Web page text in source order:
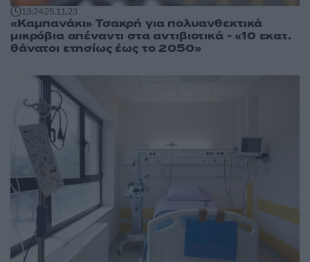
13:2425.11.23
«Καμπανάκι» Τσακρή για πολυανθεκτικά
μικρόβια απέναντι στα αντιβιοτικά - «10 εκατ.
θάνατοι ετησίως έως το 2050»